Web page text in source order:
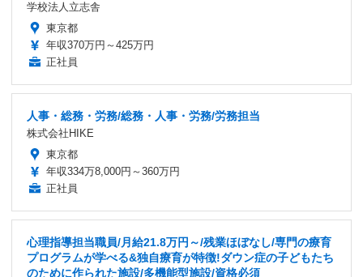
学校法人立志舎
東京都
年収370万円～425万円
正社員
人事・総務・労務/総務・人事・労務/労務担当
株式会社HIKE
東京都
年収334万8,000円～360万円
正社員
心理指導担当職員/月給21.8万円～/残業ほぼなし/専門の療育
プログラムが学べる&独自療育が特徴!ダウン症の子どもたち
のために作られた施設/多機能型施設/資格必須